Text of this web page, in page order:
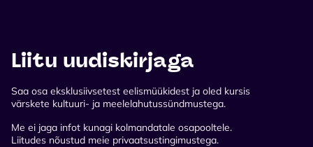
Liitu uudiskirjaga
Saa osa eksklusiivsetest eelismüükidest ja oled kursis
värskete kultuuri- ja meelelahutussündmustega.
Me ei jaga infot kunagi kolmandatale osapooltele.
Liitudes nõustud meie privaatsustingimustega.